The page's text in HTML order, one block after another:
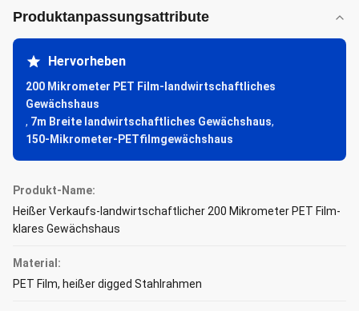
Produktanpassungsattribute
Hervorheben
200 Mikrometer PET Film-landwirtschaftliches
Gewächshaus
, 7m Breite landwirtschaftliches Gewächshaus,
150-Mikrometer-PETfilmgewächshaus
Produkt-Name:
Heißer Verkaufs-landwirtschaftlicher 200 Mikrometer PET Film-
klares Gewächshaus
Material:
PET Film, heißer digged Stahlrahmen